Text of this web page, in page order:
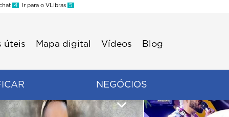
4 Ir para o VLibras 5
úteis Mapa digital Vídeos Blog
NEGÓCIOS